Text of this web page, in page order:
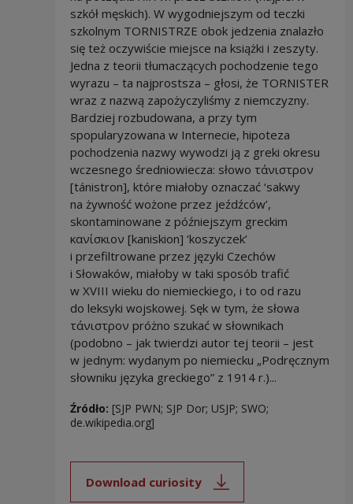
szkół męskich). W wygodniejszym od teczki
szkolnym TORNISTRZE obok jedzenia znalazło
się też oczywiście miejsce na książki i zeszyty.
Jedna z teorii tłumaczących pochodzenie tego
wyrazu – ta najprostsza – głosi, że TORNISTER
wraz z nazwą zapożyczyliśmy z niemczyzny.
Bardziej rozbudowana, a przy tym
spopularyzowana w Internecie, hipoteza
pochodzenia nazwy wywodzi ją z greki okresu
wczesnego średniowiecza: słowo τάνιστρον
[tánistron], które miałoby oznaczać ‘sakwy
na żywność wożone przez jeźdźców’,
skontaminowane z późniejszym greckim
κανίσκιον [kaniskion] ‘koszyczek’
i przefiltrowane przez języki Czechów
i Słowaków, miałoby w taki sposób trafić
w XVIII wieku do niemieckiego, i to od razu
do leksyki wojskowej. Sęk w tym, że słowa
τάνιστρον próżno szukać w słownikach
(podobno – jak twierdzi autor tej teorii – jest
w jednym: wydanym po niemiecku „Podręcznym
słowniku języka greckiego” z 1914 r.)...
Źródło: [SJP PWN; SJP Dor; USJP; SWO;
de.wikipedia.org]
Download curiosity
Note, the link will open in a new